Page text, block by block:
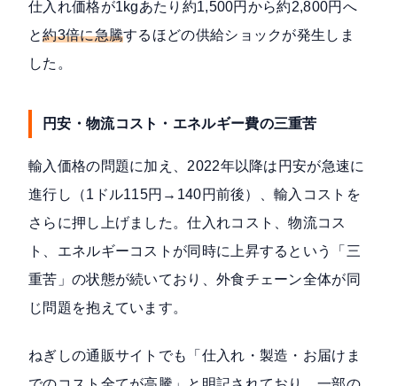
仕入れ価格が1kgあたり約1,500円から約2,800円へ
と約3倍に急騰するほどの供給ショックが発生しま
した。
円安・物流コスト・エネルギー費の三重苦
輸入価格の問題に加え、2022年以降は円安が急速に
進行し（1ドル115円→140円前後）、輸入コストを
さらに押し上げました。仕入れコスト、物流コス
ト、エネルギーコストが同時に上昇するという「三
重苦」の状態が続いており、外食チェーン全体が同
じ問題を抱えています。
ねぎしの通販サイトでも「仕入れ・製造・お届けま